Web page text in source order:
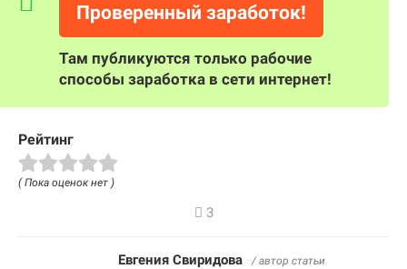
Проверенный заработок!
Там публикуются только рабочие
способы заработка в сети интернет!
Рейтинг
( Пока оценок нет )
3
Евгения Свиридова / автор статьи